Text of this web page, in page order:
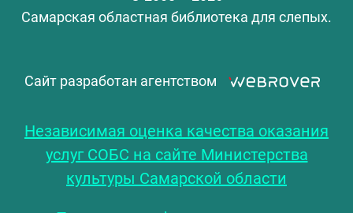
Самарская областная библиотека для слепых.
Сайт разработан агентством
Независимая оценка качества оказания
услуг СОБС на сайте Министерства
культуры Самарской области